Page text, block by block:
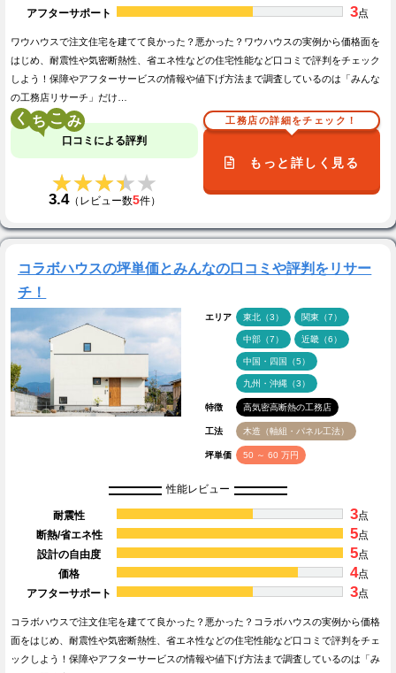
アフターサポート
3点
ワウハウスで注文住宅を建てて良かった？悪かった？ワウハウスの実例から価格面を
はじめ、耐震性や気密断熱性、省エネ性などの住宅性能など口コミで評判をチェック
しよう！保障やアフターサービスの情報や値下げ方法まで調査しているのは「みんな
の工務店リサーチ」だけ…
く こ
口コミによる評判
★★★★★
★★★★★
3.4（レビュー数5件）
工務店の詳細をチェック！
もっと詳しく見る
コラボハウスの坪単価とみんなの口コミや評判をリサー
チ！
エリア 東北（3） 関東（7）
中部（7） 近畿（6）
中国・四国（5）
九州・沖縄（3）
特徴 高気密高断熱の工務店
工法 木造（軸組・パネル工法）
坪単価 50 ～ 60 万円
性能レビュー
耐震性 3点
断熱/省エネ性
5点
設計の自由度
5点
価格
4点
アフターサポート
3点
コラボハウスで注文住宅を建てて良かった？悪かった？コラボハウスの実例から価格
面をはじめ、耐震性や気密断熱性、省エネ性などの住宅性能など口コミで評判をチェ
ックしよう！保障やアフターサービスの情報や値下げ方法まで調査しているのは「み